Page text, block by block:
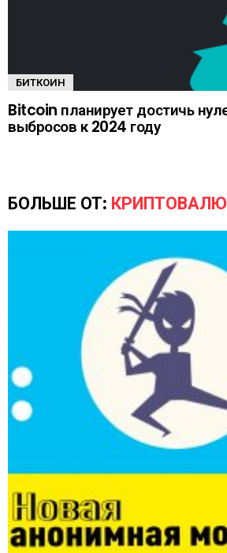
БИТКОИН
Bitcoin планирует достичь
выбросов к 2024 году
БОЛЬШЕ ОТ: